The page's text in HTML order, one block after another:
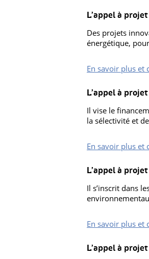
L’appel à
Des projets
énergétique,
En savoir plus et
L’appel à
Il vise le
la sélectivité et
En savoir plus et
L’appel à
Il s’inscrit dans
En savoir plus et
L’appel à